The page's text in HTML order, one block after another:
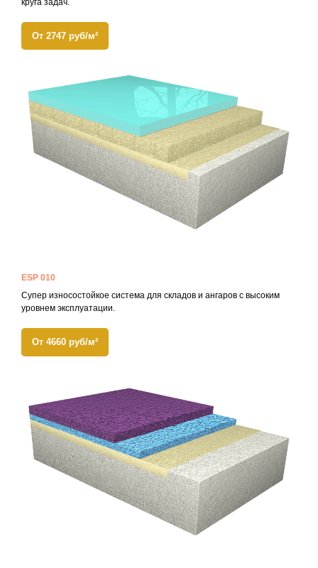
От 2747 руб/м²
ESP 010
Супер износостойкое система для складов и ангаров с высоким
уровнем эксплуатации.
От 4660 руб/м²